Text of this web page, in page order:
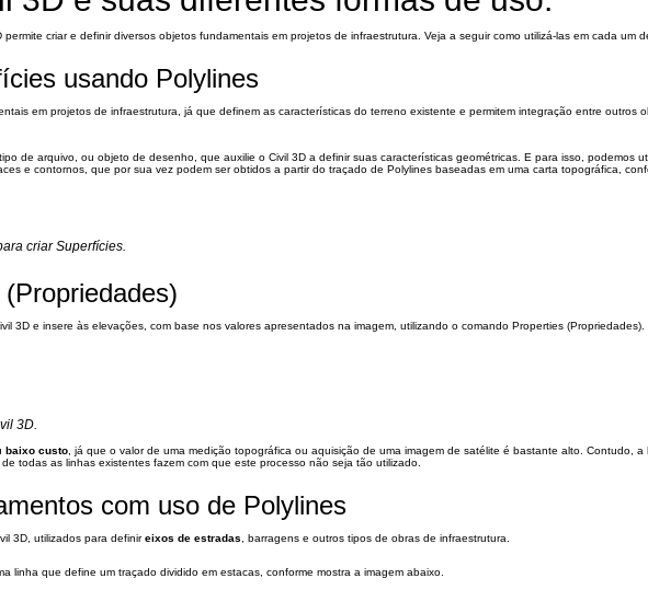
criar e definir diversos objetos fundamentais em projetos de infraestrutura. Veja a seguir como utilizá-las em cada um
usando Polylines
em projetos de infraestrutura, já que definem as características do terreno existente e permitem integração entre outros
de arquivo, ou objeto de desenho, que auxilie o Civil 3D a definir suas características geométricas. E para isso, podemos
e contornos, que por sua vez podem ser obtidos a partir do traçado de Polylines baseadas em uma carta topográfica,
criar Superfícies.
3D e insere às elevações, com base nos valores apresentados na imagem, utilizando o comando Properties (Propriedades).
3D.
baixo custo , já que o valor de uma medição topográfica ou aquisição de uma imagem de satélite é bastante alto. Contudo, a
todas as linhas existentes fazem com que este processo não seja tão utilizado.
com uso de Polylines
3D, utilizados para definireixos de estradas , barragens e outros tipos de obras de infraestrutura.
linha que define um traçado dividido em estacas, conforme mostra a imagem abaixo.